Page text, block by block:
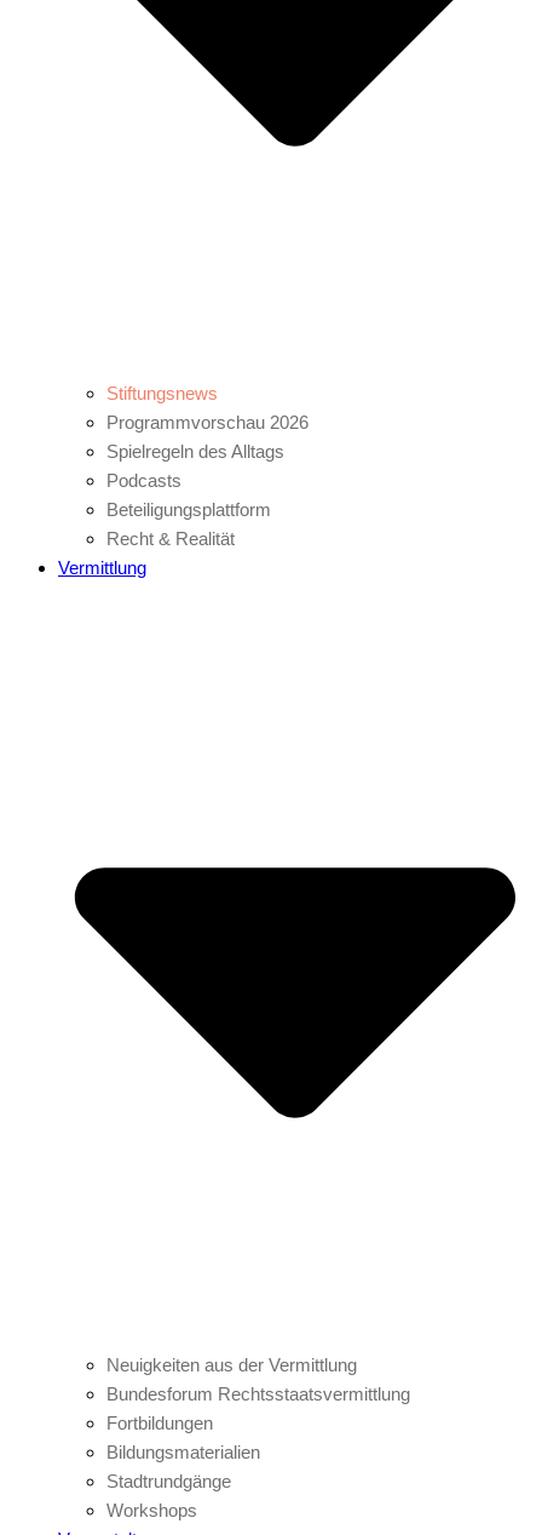
Stiftungsnews
Programmvorschau 2026
Spielregeln des Alltags
Podcasts
Beteiligungsplattform
Recht & Realität
Vermittlung
Neuigkeiten aus der Vermittlung
Bundesforum Rechtsstaatsvermittlung
Fortbildungen
Bildungsmaterialien
Stadtrundgänge
Workshops